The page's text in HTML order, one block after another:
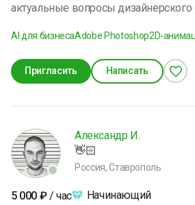
актуальные вопросы
masterclasses24 есть партнёрская
AI для бизнесаAdobe Photoshop2D-
Пригласить Написать
Александр И.
👋🏻
Россия, Ставрополь
5 000 ₽ / час Начинающий